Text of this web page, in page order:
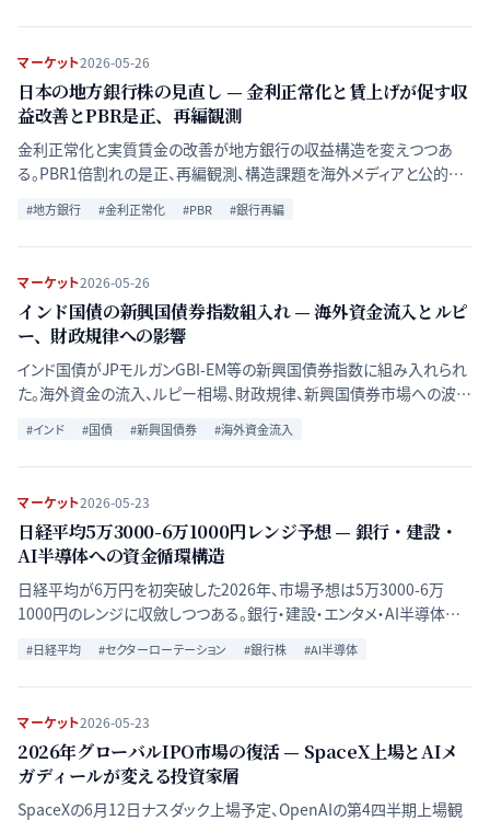
マーケット2026-05-26
日本の地方銀行株の見直し — 金利正常化と賃上げが促す収
益改善とPBR是正、再編観測
金利正常化と実質賃金の改善が地方銀行の収益構造を変えつつあ
る。PBR1倍割れの是正、再編観測、構造課題を海外メディアと公的機
関の資料から整理する。
#地方銀行 #金利正常化 #PBR #銀行再編
マーケット2026-05-26
インド国債の新興国債券指数組入れ — 海外資金流入とルピ
ー、財政規律への影響
インド国債がJPモルガンGBI-EM等の新興国債券指数に組み入れられ
た。海外資金の流入、ルピー相場、財政規律、新興国債券市場への波及
#インド #国債 #新興国債券 #海外資金流入
マーケット2026-05-23
日経平均5万3000-6万1000円レンジ予想 — 銀行・建設・
AI半導体への資金循環構造
日経平均が6万円を初突破した2026年、市場予想は5万3000-6万
1000円のレンジに収斂しつつある。銀行・建設・エンタメ・AI半導体へ
利・規制の影響を整理する。
#日経平均 #セクターローテーション #銀行株 #AI半導体
マーケット2026-05-23
2026年グローバルIPO市場の復活 — SpaceX上場とAIメ
ガディールが変える投資家層
SpaceXの6月12日ナスダック上場予定、OpenAIの第4四半期上場観